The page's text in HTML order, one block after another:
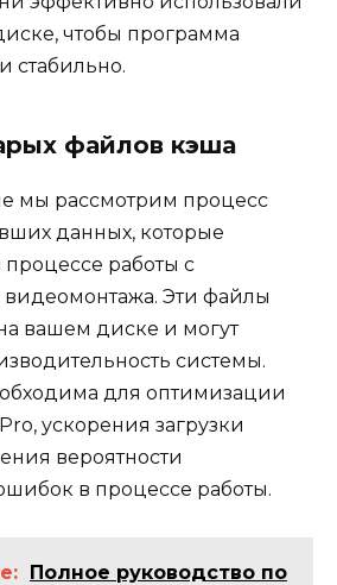
чтобы программа
стабильно.
файлов кэша
мы рассмотрим процесс
данных, которые
работы с
Эти файлы
вашем диске и могут
системы.
для оптимизации
ускорения загрузки
вероятности
в процессе работы.
Полное руководство по